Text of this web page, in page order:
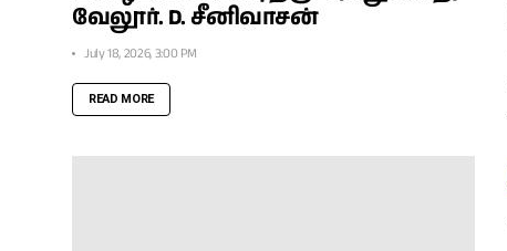
வேலூர். D. சீனிவாசன்
July 18, 2026, 3:00 PM
READ MORE